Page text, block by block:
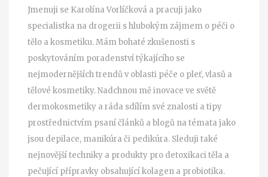
Jmenuji se Karolína Vorlíčková a pracuji jako
specialistka na drogerii s hlubokým zájmem o péči o
tělo a kosmetiku. Mám bohaté zkušenosti s
poskytováním poradenství týkajícího se
nejmodernějších trendů v oblasti péče o pleť, vlasů a
tělové kosmetiky. Nadchnou mě inovace ve světě
dermokosmetiky a ráda sdílím své znalosti a tipy
prostřednictvím psaní článků a blogů na témata jako
jsou depilace, manikúra či pedikúra. Sleduji také
nejnovější techniky a produkty pro detoxikaci těla a
pečující přípravky obsahující kolagen a probiotika.